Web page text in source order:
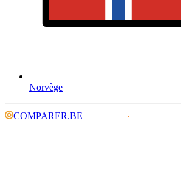
Norvège
COMPARER.BE